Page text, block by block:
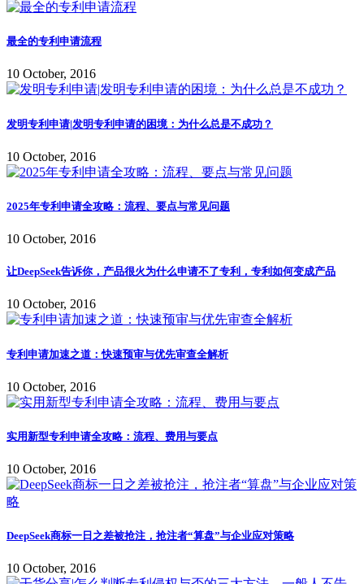
最全的专利申请流程
10 October, 2016
发明专利申请|发明专利申请的困境：为什么总是不成功？
10 October, 2016
2025年专利申请全攻略：流程、要点与常见问题
10 October, 2016
让DeepSeek告诉你，产品很火为什么申请不了专利，专利如何变成产品
10 October, 2016
专利申请加速之道：快速预审与优先审查全解析
10 October, 2016
实用新型专利申请全攻略：流程、费用与要点
10 October, 2016
DeepSeek商标一日之差被抢注，抢注者“算盘”与企业应对策略
10 October, 2016